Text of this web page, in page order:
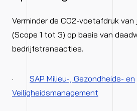
Verminder de CO2-voetafdruk
(Scope 1 tot 3) op basis van
bedrijfstransacties.
· SAP Milieu-, Gezondheids- en
Veiligheidsmanagement